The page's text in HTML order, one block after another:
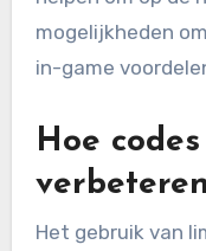
mogelijkheden
in-game
Hoe
verbeteren
Het gebruik van